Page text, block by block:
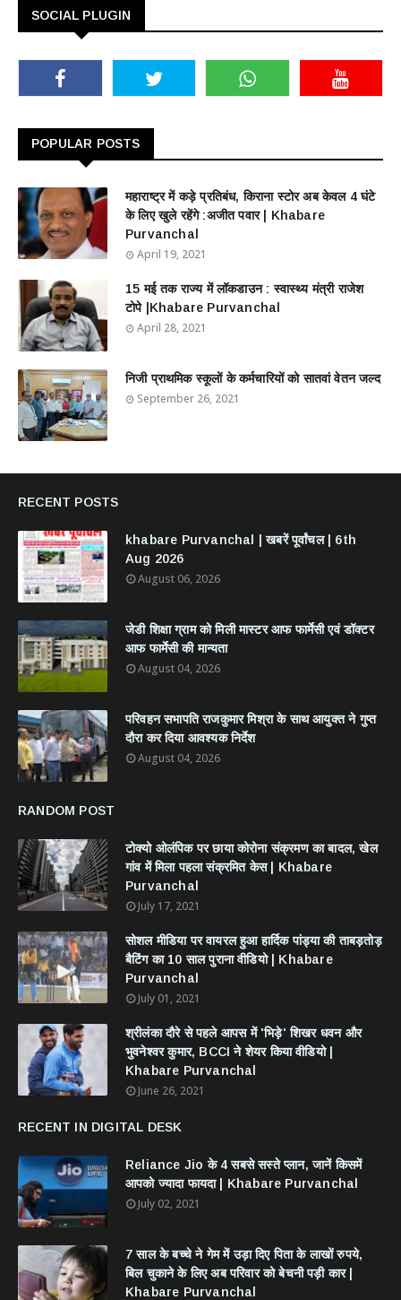
SOCIAL PLUGIN
POPULAR POSTS
महाराष्ट्र में कड़े प्रतिबंध, किराना स्टोर अब केवल 4 घंटे
के लिए खुले रहेंगे :अजीत पवार | Khabare
Purvanchal
April 19, 2021
15 मई तक राज्य में लॉकडाउन : स्वास्थ्य मंत्री राजेश
टोपे |Khabare Purvanchal
April 28, 2021
निजी प्राथमिक स्कूलों के कर्मचारियों को सातवां वेतन जल्द
September 26, 2021
RECENT POSTS
khabare Purvanchal | खबरें पूर्वांचल | 6th
Aug 2026
August 06, 2026
जेडी शिक्षा ग्राम को मिली मास्टर आफ फार्मेसी एवं डॉक्टर
आफ फार्मेसी की मान्यता
August 04, 2026
परिवहन सभापति राजकुमार मिश्रा के साथ आयुक्त ने गुप्त
दौरा कर दिया आवश्यक निर्देश
August 04, 2026
RANDOM POST
टोक्यो ओलंपिक पर छाया कोरोना संक्रमण का बादल, खेल
गांव में मिला पहला संक्रमित केस | Khabare
Purvanchal
July 17, 2021
सोशल मीडिया पर वायरल हुआ हार्दिक पांड्या की ताबड़तोड़
बैटिंग का 10 साल पुराना वीडियो | Khabare
Purvanchal
July 01, 2021
श्रीलंका दौरे से पहले आपस में 'भिड़े' शिखर धवन और
भुवनेश्वर कुमार, BCCI ने शेयर किया वीडियो |
Khabare Purvanchal
June 26, 2021
RECENT IN DIGITAL DESK
Reliance Jio के 4 सबसे सस्ते प्लान, जानें किसमें
आपको ज्यादा फायदा | Khabare Purvanchal
July 02, 2021
7 साल के बच्चे ने गेम में उड़ा दिए पिता के लाखों रुपये,
बिल चुकाने के लिए अब परिवार को बेचनी पड़ी कार |
Khabare Purvanchal